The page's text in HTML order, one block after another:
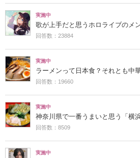
実施中
歌が上手だと思うホロライブのメ
回答数：23884
実施中
ラーメンって日本食？それとも中
回答数：19660
実施中
神奈川県で一番うまいと思う「横
回答数：8509
実施中